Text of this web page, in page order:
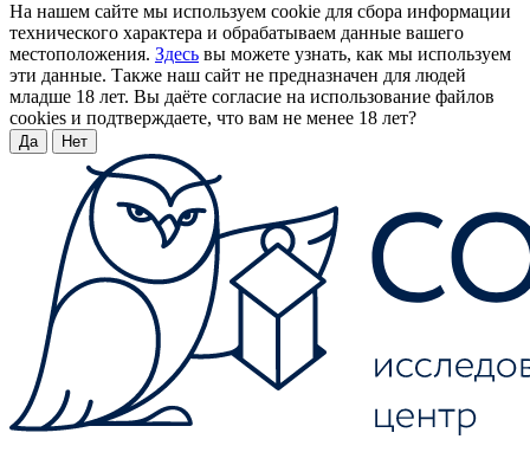
На нашем сайте мы используем cookie для сбора информации
технического характера и обрабатываем данные вашего
местоположения. Здесь вы можете узнать, как мы используем
эти данные. Также наш сайт не предназначен для людей
младше 18 лет. Вы даёте согласие на использование файлов
cookies и подтверждаете, что вам не менее 18 лет?
Да Нет